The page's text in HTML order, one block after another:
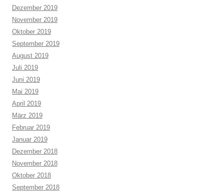
Dezember 2019
November 2019
Oktober 2019
September 2019
August 2019
Juli 2019
Juni 2019
Mai 2019
April 2019
März 2019
Februar 2019
Januar 2019
Dezember 2018
November 2018
Oktober 2018
September 2018